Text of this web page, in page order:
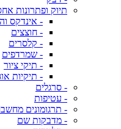
תיוק ופתרונות
- אינדקס
- חוצצים
- קלסרים
- שמרדפים
- תיקי ציור
- תיקיות
- סרגלים
- עטיפות
- תרגומונים
- מדבקות שם